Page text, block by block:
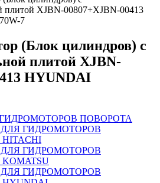
плитой XJBN-00807+XJBN-00413
7
(Блок цилиндров) с
плитой XJBN-
HYUNDAI
ПОВОРОТА
ГИДРОМОТОРОВ
ГИДРОМОТОРОВ
ГИДРОМОТОРОВ